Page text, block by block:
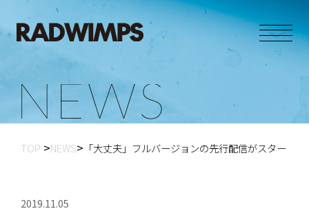
N E WS
TOP NEWS 「大丈夫」フルバージョンの先行配信がスタート！
2019.11.05